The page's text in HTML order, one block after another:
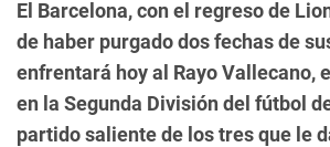
El Barcelona, con el regreso de
de haber purgado dos fechas de
enfrentará hoy al Rayo Vallecano,
en la Segunda División del fútbol
partido saliente de los tres que le